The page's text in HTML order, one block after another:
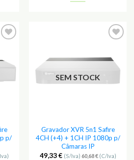
p/
Favoritos
SEM STOCK
Gravador XVR 5n1 Safire
4CH (+4) + 1CH IP 1080p p/
Câmaras IP
49,33€ (S/Iva) 60,68€(C/Iva)